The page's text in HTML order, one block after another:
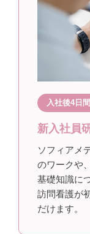
入社後4日間
新入社員
ソフィアメ
のワークや
基礎知識に
訪問看護が
だけます。